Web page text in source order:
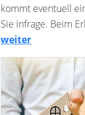
kommt eventuell
Sie infrage. Beim
weiter